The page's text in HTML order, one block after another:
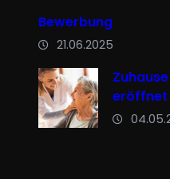
Bewerbung
21.06.2025
eröffnet